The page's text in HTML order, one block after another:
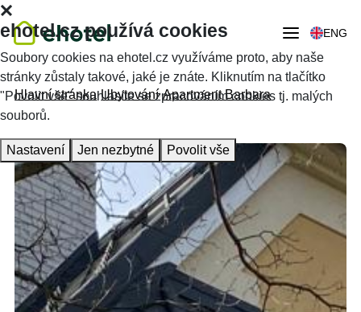
ENG
Hlavní stránka Ubytování Apartment Barbara
ehotel.cz používá cookies
Soubory cookies na ehotel.cz využíváme proto, aby naše
stránky zůstaly takové, jaké je znáte. Kliknutím na tlačítko
"Povolit vše" souhlasíte se zpracováním cookies tj. malých
souborů.
Nastavení Jen nezbytné Povolit vše